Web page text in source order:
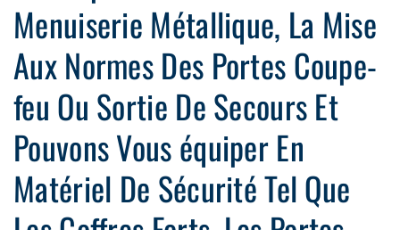
Menuiserie Métallique, La Mise
Aux Normes Des Portes Coupe-
feu Ou Sortie De Secours Et
Pouvons Vous équiper En
Matériel De Sécurité Tel Que